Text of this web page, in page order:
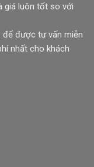
giá luôn tốt so với
để được tư vấn miễn
nhất cho khách